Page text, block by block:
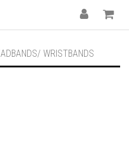
WRISTBANDS